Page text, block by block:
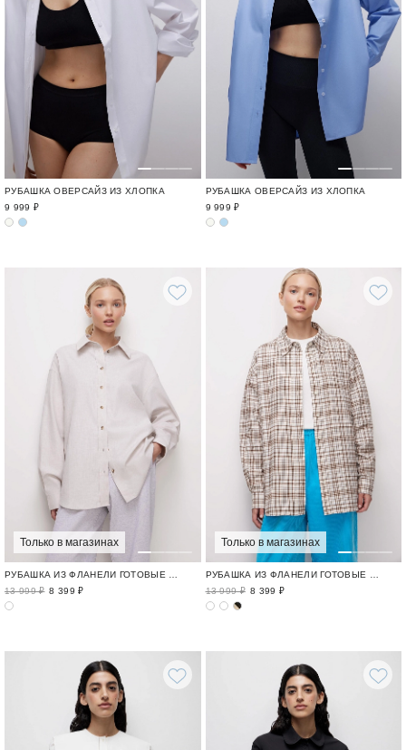
РУБАШКА ОВЕРСАЙЗ ИЗ ХЛОПКА
9 999 ₽
РУБАШКА ОВЕРСАЙЗ ИЗ ХЛОПКА
9 999 ₽
Только в магазинах
13 999 ₽ 8 399 ₽
Только в магазинах
13 999 ₽ 8 399 ₽